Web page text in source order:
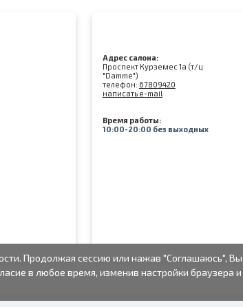
Адрес салона:
Проспект Курземес 1а (т/ц
"Damme")
телефон: 67809420
написать e-mail
Время работы:
10:00-20:00 без выходных
Продолжая сессию или нажав "Соглашаюсь", Вы
в любое время, изменив настройки браузера